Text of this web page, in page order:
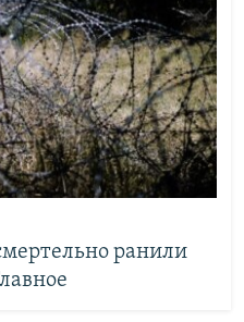
ранили